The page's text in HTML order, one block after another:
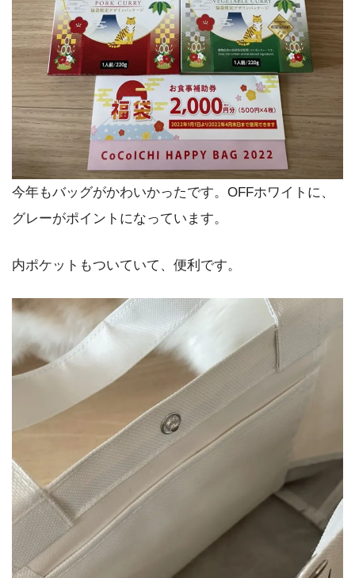
今年もバッグがかわいかったです。OFFホワイトに、
グレーがポイントになっています。
内ポケットもついていて、便利です。